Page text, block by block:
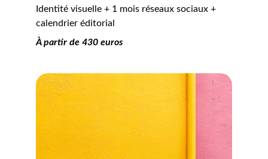
Identité visuelle + 1 mois réseaux sociaux +
calendrier éditorial
À partir de 430 euros